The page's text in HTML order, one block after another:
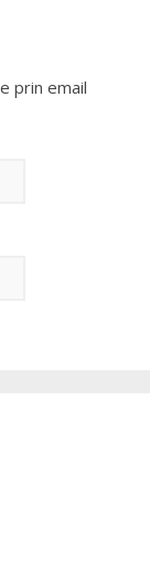
prin email